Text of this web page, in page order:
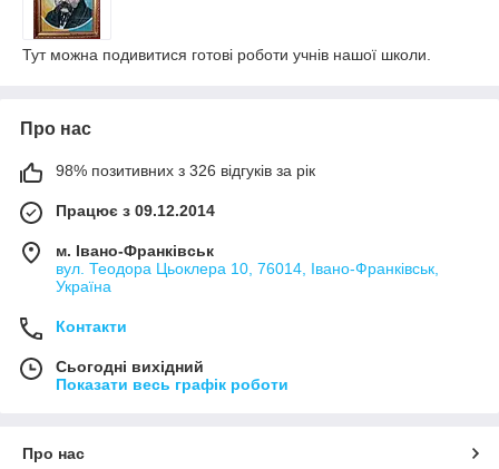
Тут можна подивитися готові роботи учнів нашої школи.
Про нас
98% позитивних з 326 відгуків за рік
Працює з 09.12.2014
м. Івано-Франківськ
вул. Теодора Цьоклера 10, 76014, Івано-Франківськ,
Україна
Контакти
Сьогодні вихідний
Показати весь графік роботи
Про нас